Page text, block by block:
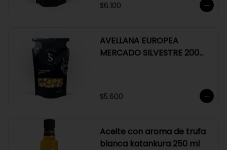
$6.100
AVELLANA EUROPEA
MERCADO SILVESTRE 200
$5.600
Aceite con aroma de trufa
blanca katankura 250 ml